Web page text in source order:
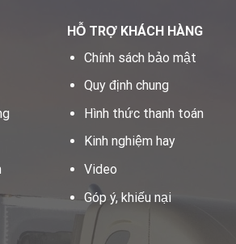
HỖ TRỢ KHÁCH HÀNG
Chính sách bảo mật
Quy định chung
Hình thức thanh toán
Kinh nghiệm hay
Video
Góp ý, khiếu nại